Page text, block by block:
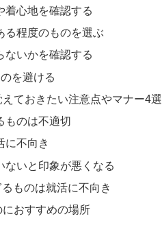
着心地を確認する
る程度のものを選ぶ
ないかを確認する
を避ける
ておきたい注意点やマナー4選
ものは不適切
に不向き
ないと印象が悪くなる
ものは就活に不向き
おすすめの場所